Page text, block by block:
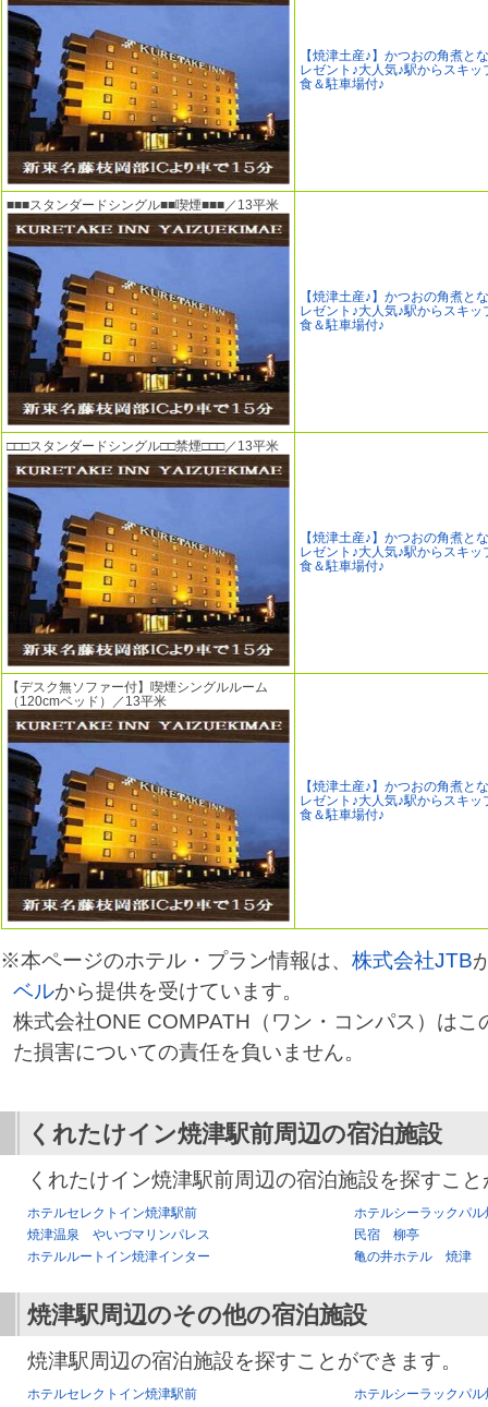
【焼津土産♪】かつおの角煮と
レゼント♪大人気♪駅からスキッ
食＆駐車場付♪
■■■スタンダードシングル■■喫煙■■■／13平米
【焼津土産♪】かつおの角煮と
レゼント♪大人気♪駅からスキッ
食＆駐車場付♪
□□□スタンダードシングル□□禁煙□□□／13平米
【焼津土産♪】かつおの角煮と
レゼント♪大人気♪駅からスキッ
食＆駐車場付♪
【デスク無ソファー付】喫煙シングルルーム
（120cmベッド）／13平米
【焼津土産♪】かつおの角煮と
レゼント♪大人気♪駅からスキッ
食＆駐車場付♪
※本ページのホテル・プラン情報は、 株式会社JTB
ベルから提供を受けています。
株式会社ONE COMPATH（ワン・コンパス）はこ
た損害についての責任を負いません。
くれたけイン焼津駅前周辺の宿泊施設
くれたけイン焼津駅前周辺の宿泊施設を探すこ
ホテルセレクトイン焼津駅前
ホテルシーラックパル
焼津温泉 やいづマリンパレス
民宿 柳亭
ホテルルートイン焼津インター
亀の井ホテル 焼津
焼津駅周辺のその他の宿泊施設
焼津駅周辺の宿泊施設を探すことができます。
ホテルセレクトイン焼津駅前
ホテルシーラックパル